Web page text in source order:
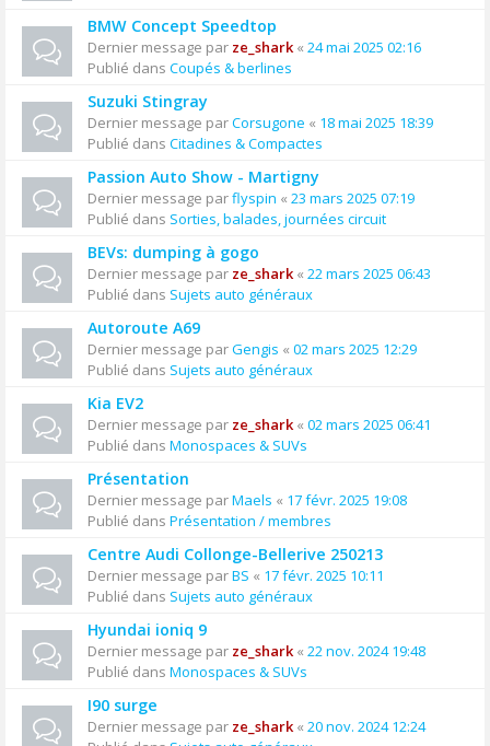
BMW Concept Speedtop
Dernier message par ze_shark« 24 mai 2025 02:16
Publié dans Coupés & berlines
Suzuki Stingray
Dernier message parCorsugone « 18 mai 2025 18:39
Publié dans Citadines & Compactes
Passion Auto Show - Martigny
Dernier message parflyspin « 23 mars 2025 07:19
Publié dans Sorties, balades, journées circuit
BEVs: dumping à gogo
Dernier message par ze_shark« 22 mars 2025 06:43
Publié dans Sujets auto généraux
Autoroute A69
Dernier message parGengis « 02 mars 2025 12:29
Publié dans Sujets auto généraux
Kia EV2
Dernier message par ze_shark« 02 mars 2025 06:41
Publié dans Monospaces & SUVs
Présentation
Dernier message parMaels « 17 févr. 2025 19:08
Publié dans Présentation / membres
Centre Audi Collonge-Bellerive 250213
Dernier message parBS « 17 févr. 2025 10:11
Publié dans Sujets auto généraux
Hyundai ioniq 9
Dernier message par ze_shark« 22 nov. 2024 19:48
Publié dans Monospaces & SUVs
I90 surge
Dernier message par ze_shark« 20 nov. 2024 12:24